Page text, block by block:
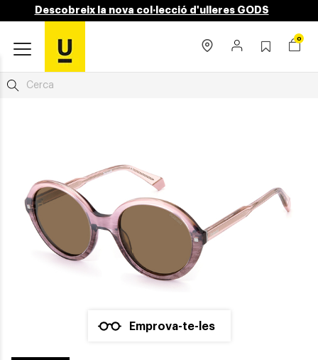
Descobreix la nova col·lecció d'ulleres GODS
0
Emprova-te-les